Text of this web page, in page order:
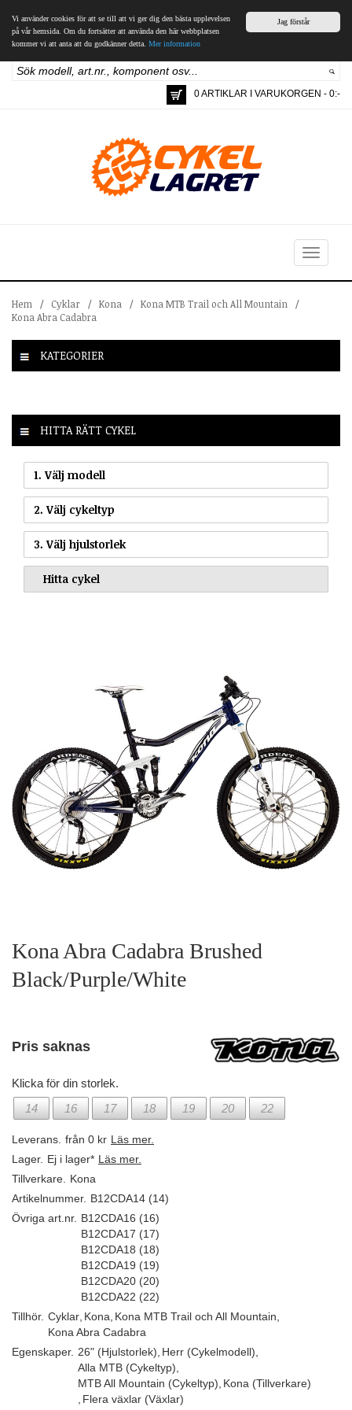
Jag förstår
Vi använder cookies för att se till att vi ger dig den bästa upplevelsen
på vår hemsida. Om du fortsätter att använda den här webbplatsen
kommer vi att anta att du godkänner detta. Mer information
0 ARTIKLAR I VARUKORGEN - 0:-
Toggle
navigation
Hem / Cyklar / Kona / Kona MTB Trail och All Mountain
/
Kona Abra Cadabra
KATEGORIER
HITTA RÄTT CYKEL
1. Välj modell
2. Välj cykeltyp
3. Välj hjulstorlek
Kona Abra Cadabra Brushed
Black/Purple/White
Pris saknas
Klicka för din storlek.
14
16 17 18 19 20 22
Leverans. från 0 kr Läs mer.
Lager. Ej i lager* Läs mer.
Tillverkare.
Kona
Artikelnummer. B12CDA14 (14)
Övriga art.nr. B12CDA16 (16)
B12CDA17 (17)
B12CDA18 (18)
B12CDA19 (19)
B12CDA20 (20)
B12CDA22 (22)
Tillhör. Cyklar Kona Kona MTB Trail och All Mountain
Kona Abra Cadabra
Egenskaper. 26" (Hjulstorlek) Herr (Cykelmodell)
Alla MTB (Cykeltyp)
MTB All Mountain (Cykeltyp) Kona (Tillverkare)
Flera växlar (Växlar)